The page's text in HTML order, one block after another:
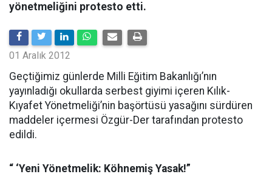
yönetmeliğini protesto etti.
01 Aralık 2012
Geçtiğimiz günlerde Milli Eğitim Bakanlığı’nın
yayınladığı okullarda serbest giyimi içeren Kılık-
Kıyafet Yönetmeliği’nin başörtüsü yasağını sürdüren
maddeler içermesi Özgür-Der tarafından protesto
edildi.
“ ‘Yeni Yönetmelik: Köhnemiş Yasak!”